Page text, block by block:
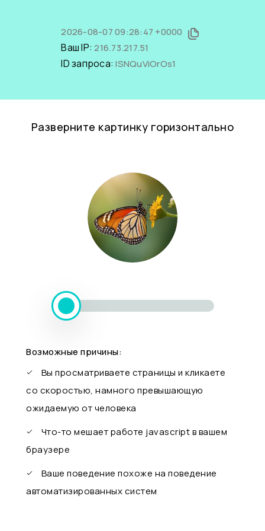
2026-08-07 09:28:47 +0000
Ваш IP:216.73.217.51
ID запроса:lSNQuViOrOs1
Разверните картинку горизонтально
Возможные причины:
Вы просматриваете страницы и кликаете
со скоростью, намного превышающую
ожидаемую от человека
Что-то мешает работе javascript в вашем
браузере
Ваше поведение похоже на поведение
автоматизированных систем